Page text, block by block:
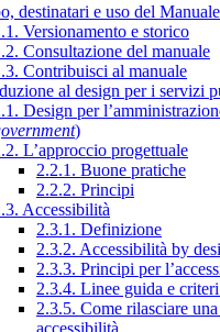
destinatari e uso del
Versionamento e storico
Consultazione del manuale
Contribuisci al manuale
al design per i servizi
Design per
)
L’approccio progettuale
2.2.1. Buone pratiche
2.2.2. Principi
Accessibilità
2.3.1. Definizione
2.3.2. Accessibilità by
2.3.3. Principi per
2.3.4. Linee guida e
2.3.5. Come rilasciare
accessibilità